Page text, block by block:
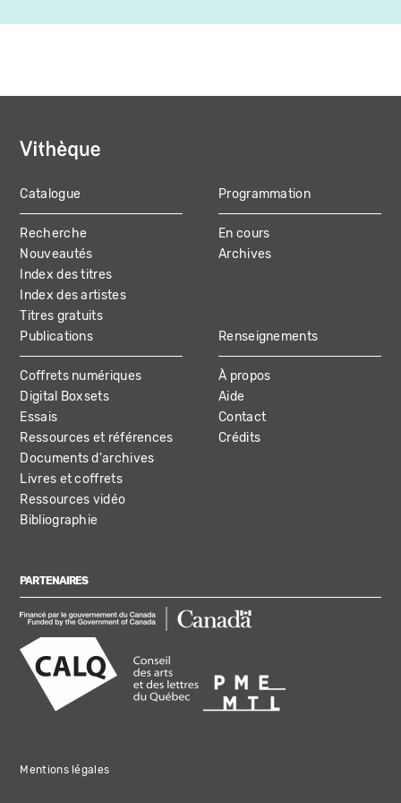
MAIN
NAVIGATION
Catalogue
Recherche
Nouveautés
Index des titres
Index des artistes
Titres gratuits
Programmation
En cours
Archives
Publications
Coffrets numériques
Digital Boxsets
Essais
Ressources et références
Documents d'archives
Livres et coffrets
Ressources vidéo
Bibliographie
Renseignements
À propos
Aide
Contact
Crédits
PARTENAIRES
Mentions légales